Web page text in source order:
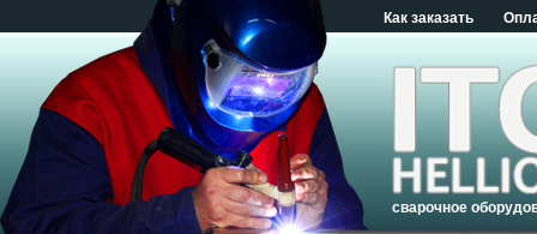
Как заказать
сварочное